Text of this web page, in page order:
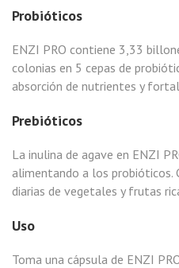
Probióticos
ENZI PRO contiene 3,33
colonias en 5 cepas de
absorción de nutrientes y
Prebióticos
La inulina de agave en ENZI
alimentando a los probióticos.
diarias de vegetales y frutas
Uso
Toma una cápsula de ENZI